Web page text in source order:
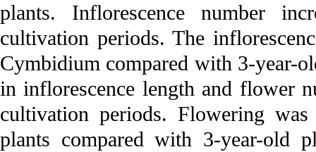
plants. Inflorescence number
cultivation periods. The
Cymbidium compared with 3-year-
in inflorescence length and flower
cultivation periods. Flowering
plants compared with 3-year-old